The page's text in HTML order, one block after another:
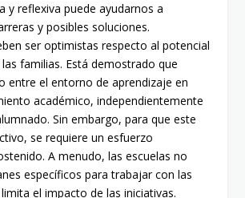
y reflexiva puede ayudarnos a
y posibles soluciones.
ser optimistas respecto al potencial
familias. Está demostrado que
entre el entorno de aprendizaje en
académico, independientemente
Sin embargo, para que este
se requiere un esfuerzo
A menudo, las escuelas no
específicos para trabajar con las
el impacto de las iniciativas.